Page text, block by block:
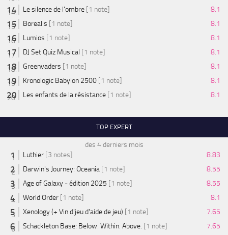
Le silence de l'ombre [1 note]
8.1
Borealis [1 note]
8.1
Lumios [1 note]
8.1
DJ Set Quiz Musical [1 note]
8.1
Greenvaders [1 note]
8.1
Kronologic Babylon 2500 [1 note]
8.1
Les enfants de la résistance [1 note] 8.1
TOP EXPERT
des 4 derniers mois
Luthier [3 notes]
8.83
Darwin's Journey: Oceania [1 note]
8.55
Age of Galaxy - édition 2025 [1 note]
8.55
World Order [1 note]
8.1
Xenology (+ Vin d'jeu d'aide de jeu) [1 note]
7.65
Schackleton Base: Below. Within. Above. [1 note]
7.65